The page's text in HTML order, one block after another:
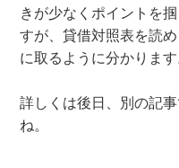
きが少なくポイントを
すが、貸借対照表を読
に取るように分かります
詳しくは後日、別の記
ね。